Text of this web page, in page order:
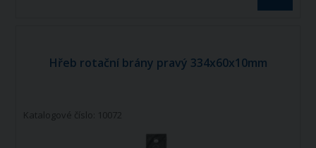
Hřeb rotační brány pravý 334x60x10mm
Katalogové číslo: 10072